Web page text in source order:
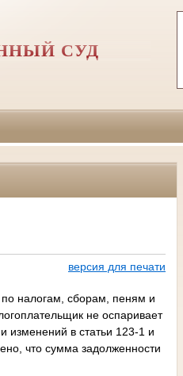
СУД
версия для печати
налогам, сборам, пеням и
не оспаривает
в статьи 123-1 и
что сумма задолженности